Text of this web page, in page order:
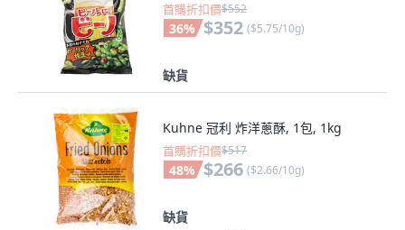
首購折扣價$552
36% $352 ($5.75/10g)
缺貨
Kuhne 冠利 炸洋蔥酥, 1包, 1kg
首購折扣價$517
48% $266 ($2.66/10g)
缺貨